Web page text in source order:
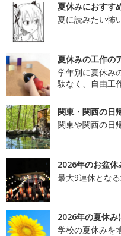
夏休みにおすす
夏に読みたい怖
夏休みの工作の
学年別に夏休み
駄なく、自由工
関東・関西の日
関東や関西の日
2026年のお盆休
最大9連休とな
2026年の夏休み
学校の夏休みを